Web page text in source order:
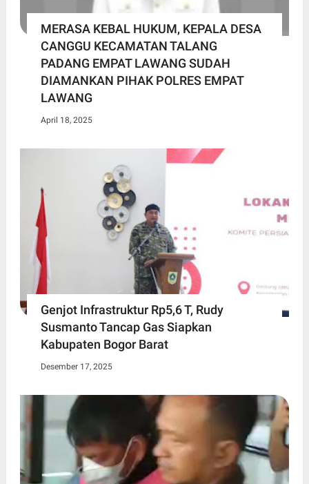
MERASA KEBAL HUKUM, KEPALA DESA
CANGGU KECAMATAN TALANG
PADANG EMPAT LAWANG SUDAH
DIAMANKAN PIHAK POLRES EMPAT
LAWANG
April 18, 2025
Genjot Infrastruktur Rp5,6 T, Rudy
Susmanto Tancap Gas Siapkan
Kabupaten Bogor Barat
Desember 17, 2025